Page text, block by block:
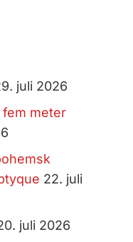
juli 2026
meter
22. juli
juli 2026